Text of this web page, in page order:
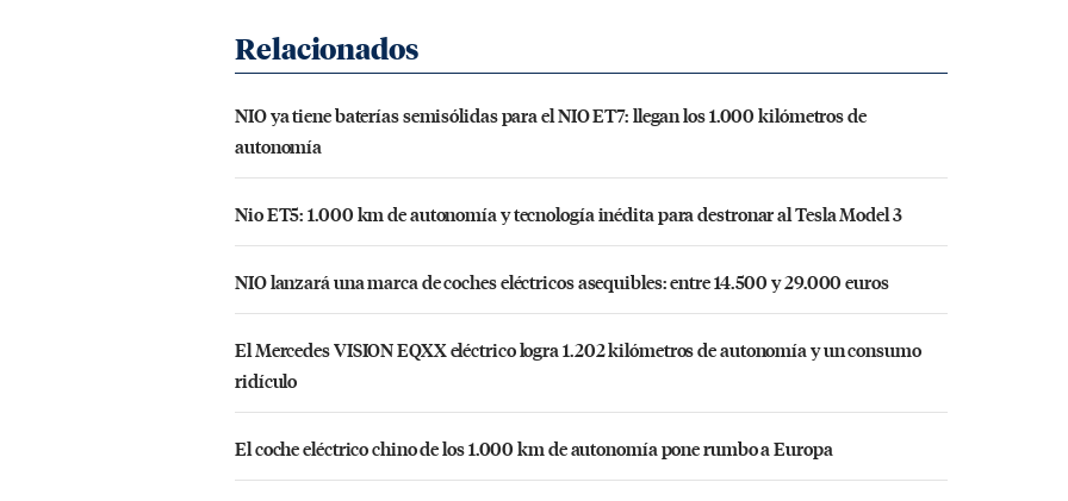
NIO ya tiene baterías semisólidas para el NIO ET7: llegan los 1.000 kilómetros de
autonomía
Nio ET5: 1.000 km de autonomía y tecnología inédita para destronar al Tesla Model 3
NIO lanzará una marca de coches eléctricos asequibles: entre 14.500 y 29.000 euros
El Mercedes VISION EQXX eléctrico logra 1.202 kilómetros de autonomía y un consumo
ridículo
El coche eléctrico chino de los 1.000 km de autonomía pone rumbo a Europa